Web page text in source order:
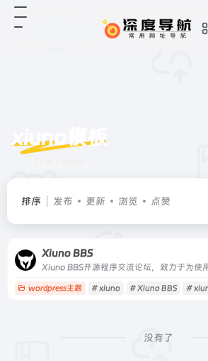
xiuno模板
排序 发布 更新 浏览 点赞
Xiuno BBS
wordpress主题 # xiuno # Xiuno BBS #
没有了